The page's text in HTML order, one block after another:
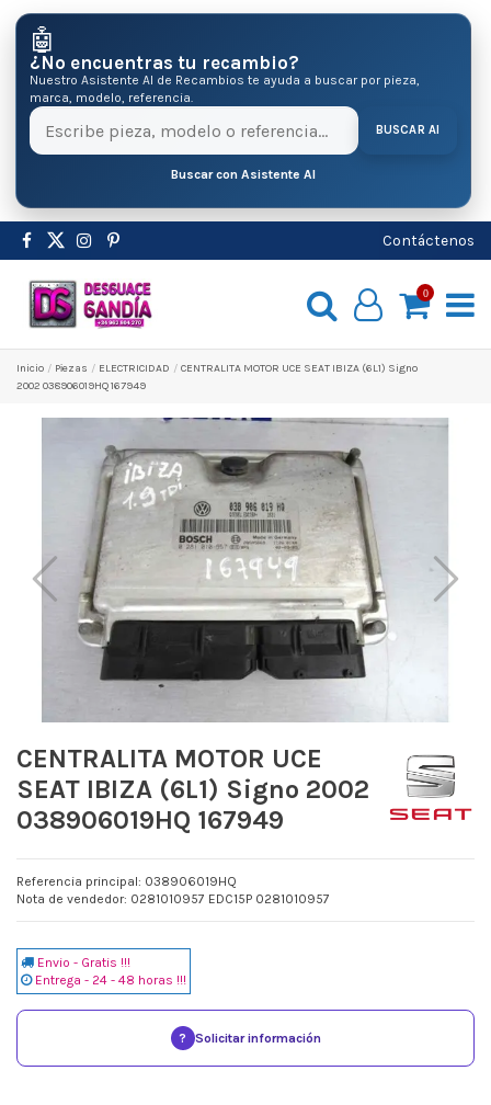
🤖
¿No encuentras tu recambio?
Nuestro Asistente AI de Recambios te ayuda a buscar por pieza,
marca, modelo, referencia.
BUSCAR AI
Buscar con Asistente AI
Contáctenos
0
Inicio Pіezas ELECTRICIDAD
CENTRALITA MOTOR UCE SEAT IBIZA (6L1) Signo
2002 038906019HQ 167949
CENTRALITA MOTOR UCE
SEAT IBIZA (6L1) Signo 2002
038906019HQ 167949
Referencia principal: 038906019HQ
Nota de vendedor: 0281010957 EDC15P 0281010957
Envio - Gratis !!!
Entrega - 24 - 48 horas !!!
? Solicitar información